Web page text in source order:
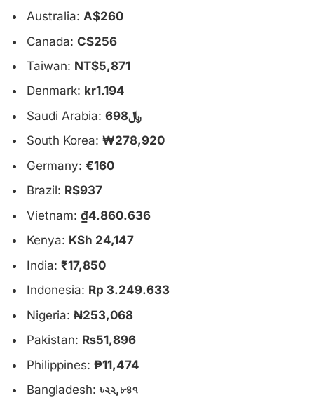
Australia: A$260
Canada: C$256
Taiwan: NT$5,871
Denmark: kr1.194
Saudi Arabia:
﷼698
South Korea: ₩278,920
Germany: €160
Brazil: R$937
Vietnam: ₫4.860.636
Kenya: KSh 24,147
India: ₹17,850
Indonesia: Rp 3.249.633
Nigeria: ₦253,068
Pakistan: ₨51,896
Philippines: ₱11,474
Bangladesh: ৳২২,৮৪৭